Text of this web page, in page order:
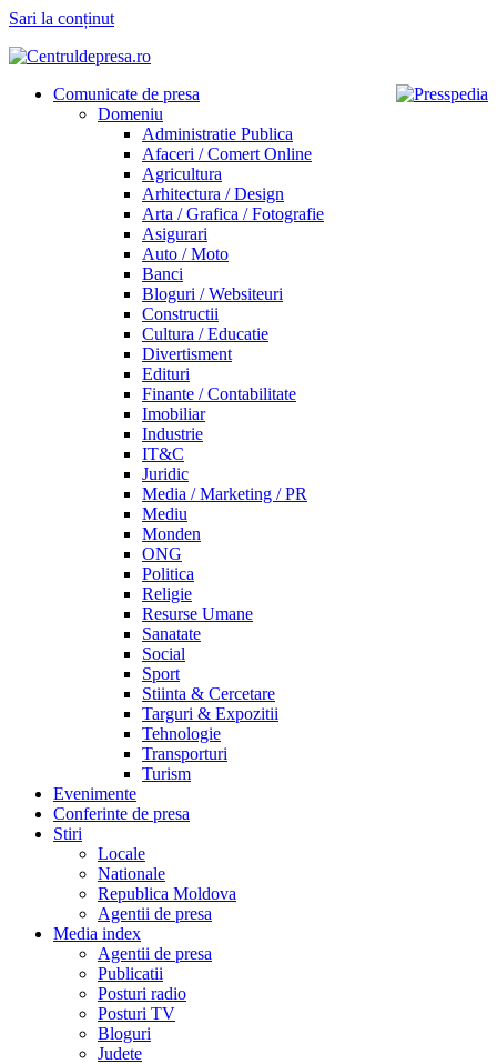
Sari la conținut
Comunicate de presa
Domeniu
Administratie Publica
Afaceri / Comert Online
Agricultura
Arhitectura / Design
Arta / Grafica / Fotografie
Asigurari
Auto / Moto
Banci
Bloguri / Websiteuri
Constructii
Cultura / Educatie
Divertisment
Edituri
Finante / Contabilitate
Imobiliar
Industrie
IT&C
Juridic
Media / Marketing / PR
Mediu
Monden
ONG
Politica
Religie
Resurse Umane
Sanatate
Social
Sport
Stiinta & Cercetare
Targuri & Expozitii
Tehnologie
Transporturi
Turism
Evenimente
Conferinte de presa
Stiri
Locale
Nationale
Republica Moldova
Agentii de presa
Media index
Agentii de presa
Publicatii
Posturi radio
Posturi TV
Bloguri
Judete